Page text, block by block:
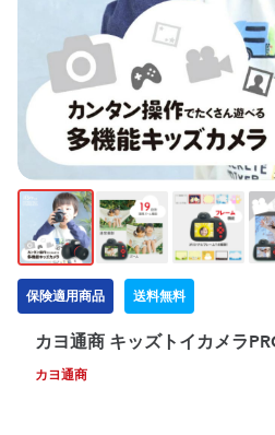
保険適用商品 送料無料
カヨ通商 キッズトイカメラ
カヨ通商